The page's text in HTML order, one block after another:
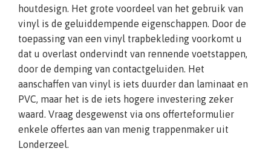
houtdesign. Het grote voordeel van het gebruik van
vinyl is de geluiddempende eigenschappen. Door de
toepassing van een vinyl trapbekleding voorkomt u
dat u overlast ondervindt van rennende voetstappen,
door de demping van contactgeluiden. Het
aanschaffen van vinyl is iets duurder dan laminaat en
PVC, maar het is de iets hogere investering zeker
waard. Vraag desgewenst via ons offerteformulier
enkele offertes aan van menig trappenmaker uit
Londerzeel.